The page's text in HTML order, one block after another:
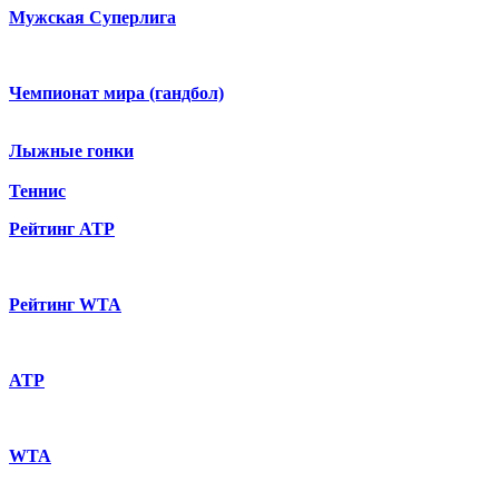
Мужская Суперлига
Чемпионат мира (гандбол)
Лыжные гонки
Теннис
Рейтинг ATP
Рейтинг WTA
ATP
WTA